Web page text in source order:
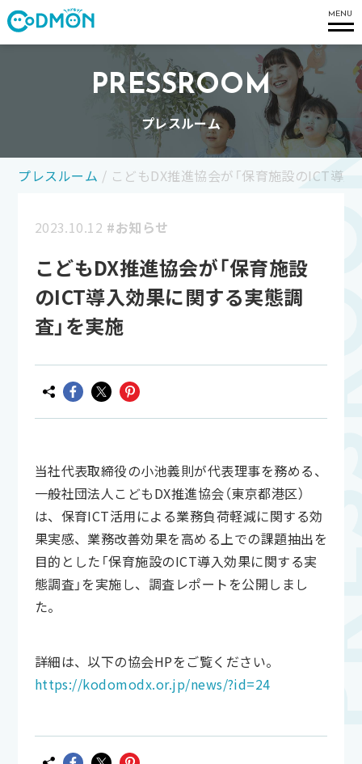
MENU
PRESSROOM
プレスルーム
プレスルーム / こどもDX推進協会が「保育施設のICT導
2023.10.12 #お知らせ
こどもDX推進協会が「保育施設
のICT導入効果に関する実態調
査」を実施
当社代表取締役の小池義則が代表理事を務める、
一般社団法人こどもDX推進協会（東京都港区）
は、保育ICT活用による業務負荷軽減に関する効
果実感、業務改善効果を高める上での課題抽出を
目的とした「保育施設のICT導入効果に関する実
態調査」を実施し、調査レポートを公開しまし
た。
詳細は、以下の協会HPをご覧ください。
https://kodomodx.or.jp/news/?id=24